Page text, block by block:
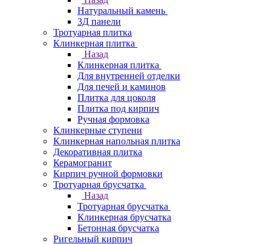
Натуральный камень
3Д панели
Тротуарная плитка
Клинкерная плитка
Назад
Клинкерная плитка
Для внутренней отделки
Для печей и каминов
Плитка для цоколя
Плитка под кирпич
Ручная формовка
Клинкерные ступени
Клинкерная напольная плитка
Декоративная плитка
Керамогранит
Кирпич ручной формовки
Тротуарная брусчатка
Назад
Тротуарная брусчатка
Клинкерная брусчатка
Бетонная брусчатка
Ригельный кирпич